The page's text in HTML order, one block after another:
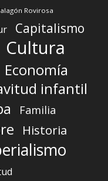
Rovirosa
Capitalismo
Cultura
Economía
infantil
Familia
Historia